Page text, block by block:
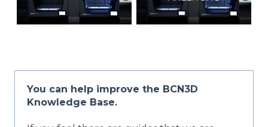
You can help improve the BCN3D
Knowledge Base.